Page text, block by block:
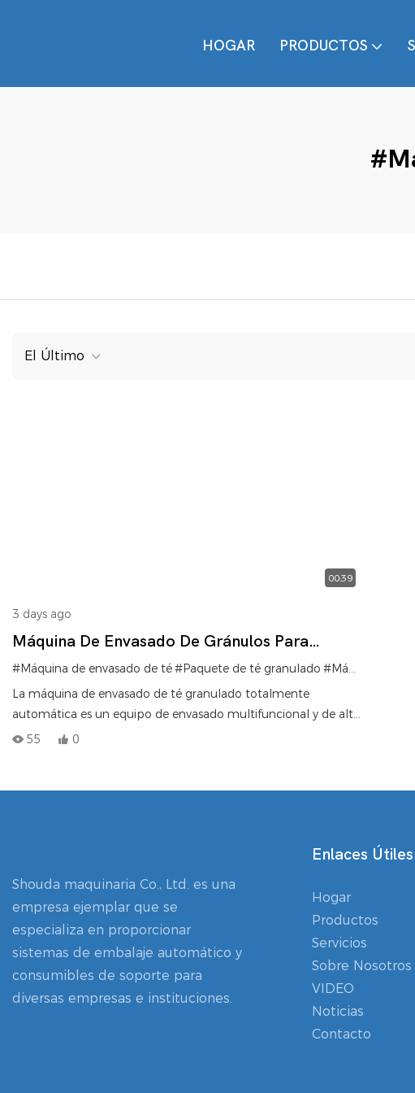
HOGAR PRODUCTOS
El Último
00:39
3 days ago
Máquina De Envasado De Gránulos Para
Paquetes De Té Totalmente Automática
#Máquina de envasado de té#Paquete de té granulado #Máquina para infusiones de flores
La máquina de envasado de té granulado totalmente
automática es un equipo de envasado multifuncional y de alta
eficiencia diseñado específicamente para té y productos
de algodón, etiquetado, sellado de la bolsa exterior,
55 0
Shouda maquinaria Co., Ltd. es una
empresa ejemplar que se
especializa en proporcionar
sistemas de embalaje automático y
consumibles de soporte para
diversas empresas e instituciones.
Enlaces Útiles
Hogar
Productos
Servicios
Sobre Nosotros
VIDEO
Noticias
Contacto